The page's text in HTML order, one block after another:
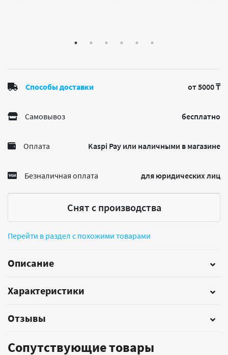
Способы доставки от 5000 ₸
Самовывоз бесплатно
Оплата Kaspi Pay или наличными в магазине
Безналичная оплата для юридических лиц
Снят с производства
Перейти в раздел с похожими товарами
Описание
Характеристики
Отзывы
Сопутствующие товары